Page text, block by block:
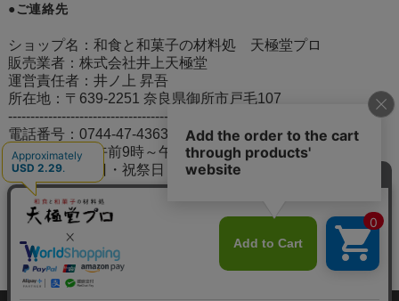
●ご連絡先
ショップ名：和食と和菓子の材料処 天極堂プロ
販売業者：株式会社井上天極堂
運営責任者：井ノ上 昇吾
所在地：〒639-2251 奈良県御所市戸毛107
---------------------------------------------
電話番号：0744-47-4363
営業日：平日午前9時～午後5時
定休日：土・日・祝祭日